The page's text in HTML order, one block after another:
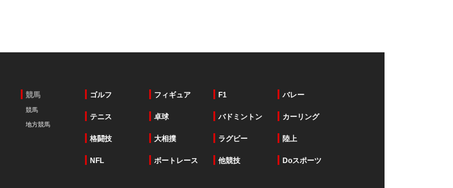
競馬
競馬
地方競馬
ゴルフ フィギュア F1 バレー
テニス 卓球 バドミントン カーリング
格闘技 大相撲 ラグビー 陸上
NFL ボートレース 他競技 Doスポーツ